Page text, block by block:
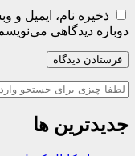
ذخیره نام، ایمیل و
دوباره دیدگاهی
جستجو
جدیدترین ها